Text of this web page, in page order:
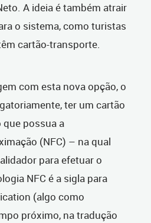
A ideia é também atrair
o sistema, como turistas
cartão-transporte.
com esta nova opção, o
ter um cartão
possua a
(NFC) – na qual
para efetuar o
NFC é a sigla para
(algo como
próximo, na tradução